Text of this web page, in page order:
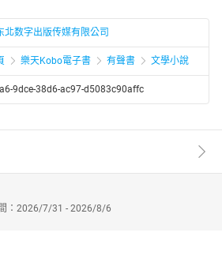
北数字出版传媒有限公司
樂天Kobo電子書 有聲書 文學小說
9dce-38d6-ac97-d5083c90affc
：2026/7/31 - 2026/8/6